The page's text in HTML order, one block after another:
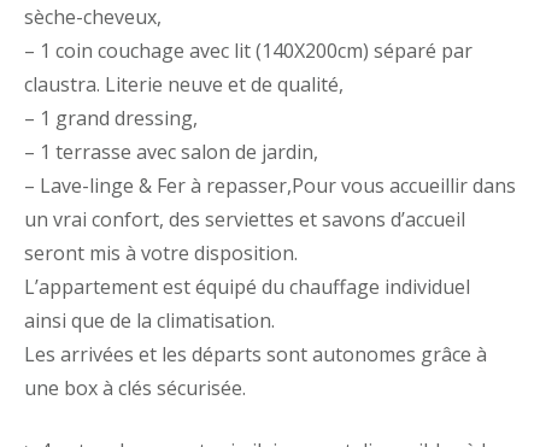
sèche-cheveux,
– 1 coin couchage avec lit (140X200cm) séparé par
claustra. Literie neuve et de qualité,
– 1 grand dressing,
– 1 terrasse avec salon de jardin,
– Lave-linge & Fer à repasser,Pour vous accueillir dans
un vrai confort, des serviettes et savons d’accueil
seront mis à votre disposition.
L’appartement est équipé du chauffage individuel
ainsi que de la climatisation.
Les arrivées et les départs sont autonomes grâce à
une box à clés sécurisée.